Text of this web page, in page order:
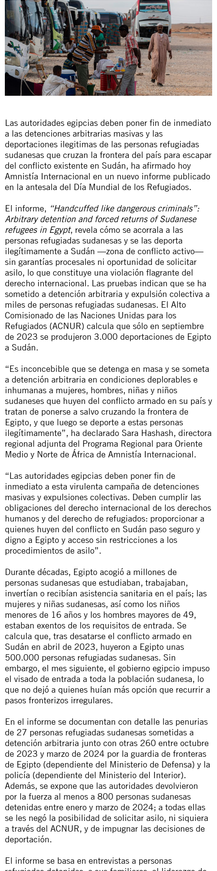
Las autoridades egipcias deben poner fin de inmediato
a las detenciones arbitrarias masivas y las
deportaciones ilegitimas de las personas refugiadas
sudanesas que cruzan la frontera del país para escapar
del conflicto existente en Sudán, ha afirmado hoy
Amnistía Internacional en un nuevo informe publicado
en la antesala del Día Mundial de los Refugiados.
El informe, “Handcuffed like dangerous criminals”:
Arbitrary detention and forced returns of Sudanese
refugees in Egypt, revela cómo se acorrala a las
personas refugiadas sudanesas y se las deporta
ilegítimamente a Sudán —zona de conflicto activo—
sin garantías procesales ni oportunidad de solicitar
asilo, lo que constituye una violación flagrante del
derecho internacional. Las pruebas indican que se ha
sometido a detención arbitraria y expulsión colectiva a
miles de personas refugiadas sudanesas. El Alto
Comisionado de las Naciones Unidas para los
Refugiados (ACNUR) calcula que sólo en septiembre
de 2023 se produjeron 3.000 deportaciones de Egipto
a Sudán.
“Es inconcebible que se detenga en masa y se someta
a detención arbitraria en condiciones deplorables e
inhumanas a mujeres, hombres, niñas y niños
sudaneses que huyen del conflicto armado en su país y
tratan de ponerse a salvo cruzando la frontera de
Egipto, y que luego se deporte a estas personas
ilegítimamente”, ha declarado Sara Hashash, directora
regional adjunta del Programa Regional para Oriente
Medio y Norte de África de Amnistía Internacional.
“Las autoridades egipcias deben poner fin de
inmediato a esta virulenta campaña de detenciones
masivas y expulsiones colectivas. Deben cumplir las
obligaciones del derecho internacional de los derechos
humanos y del derecho de refugiados: proporcionar a
quienes huyen del conflicto en Sudán paso seguro y
digno a Egipto y acceso sin restricciones a los
procedimientos de asilo”.
Durante décadas, Egipto acogió a millones de
personas sudanesas que estudiaban, trabajaban,
invertían o recibían asistencia sanitaria en el país; las
mujeres y niñas sudanesas, así como los niños
menores de 16 años y los hombres mayores de 49,
estaban exentos de los requisitos de entrada. Se
calcula que, tras desatarse el conflicto armado en
Sudán en abril de 2023, huyeron a Egipto unas
500.000 personas refugiadas sudanesas. Sin
embargo, el mes siguiente, el gobierno egipcio impuso
el visado de entrada a toda la población sudanesa, lo
que no dejó a quienes huían más opción que recurrir a
pasos fronterizos irregulares.
En el informe se documentan con detalle las penurias
de 27 personas refugiadas sudanesas sometidas a
detención arbitraria junto con otras 260 entre octubre
de 2023 y marzo de 2024 por la guardia de fronteras
de Egipto (dependiente del Ministerio de Defensa) y la
policía (dependiente del Ministerio del Interior).
Además, se expone que las autoridades devolvieron
por la fuerza al menos a 800 personas sudanesas
detenidas entre enero y marzo de 2024; a todas ellas
se les negó la posibilidad de solicitar asilo, ni siquiera
a través del ACNUR, y de impugnar las decisiones de
deportación.
El informe se basa en entrevistas a personas